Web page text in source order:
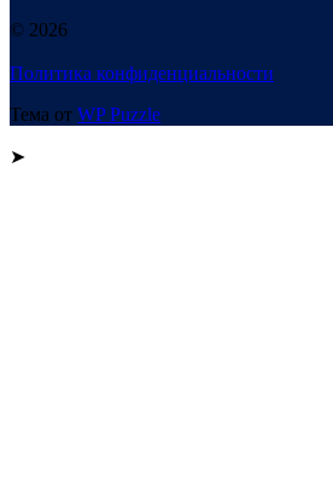
© 2026
Политика конфиденциальности
Тема от WP Puzzle
➤